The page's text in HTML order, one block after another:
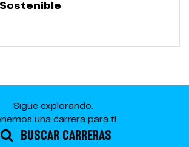
Sigue explorando.
una carrera para ti
BUSCAR CARRERAS